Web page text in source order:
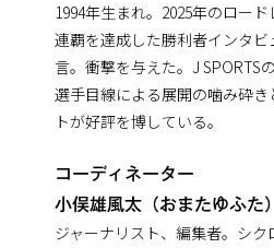
1994年生まれ。2025年のロー
連覇を達成した勝利者インタ
言。衝撃を与えた。J SPORTS
選手目線による展開の噛み砕
トが好評を博している。
コーディネーター
小俣雄風太（おまたゆふた）
ジャーナリスト、編集者。シ